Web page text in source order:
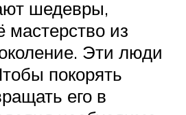
шедевры,
мастерство из
Эти люди
покорять
его в